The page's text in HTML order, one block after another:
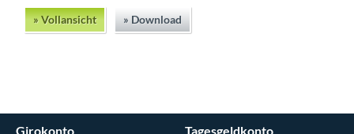
» Vollansicht » Download
Girokonto Tagesgeldkonto